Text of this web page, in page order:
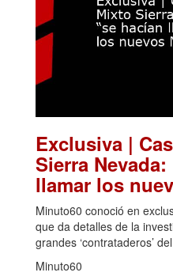
Exclusiva |
Sierra
llamar los
Minuto60 conoció en
que da detalles de la
grandes ‘contrataderos’
Minuto60